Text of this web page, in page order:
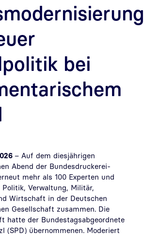
bei
– Auf dem diesjährigen
Abend der Bundesdruckerei-
mehr als 100 Experten und
Politik, Verwaltung, Militär,
Wirtschaft in der Deutschen
Gesellschaft zusammen. Die
hatte der Bundestagsabgeordnete
(SPD) übernommenen. Moderiert